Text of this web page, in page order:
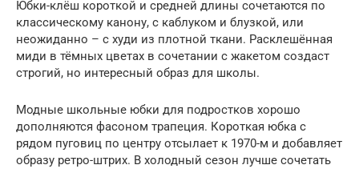
Юбки-клёш короткой и средней длины сочетаются по
классическому канону, с каблуком и блузкой, или
неожиданно – с худи из плотной ткани. Расклешённая
миди в тёмных цветах в сочетании с жакетом создаст
строгий, но интересный образ для школы.
Модные школьные юбки для подростков хорошо
дополняются фасоном трапеция. Короткая юбка с
рядом пуговиц по центру отсылает к 1970-м и добавляет
образу ретро-штрих. В холодный сезон лучше сочетать